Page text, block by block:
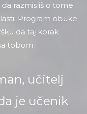
razmisliš o tome
Program obuke
da taj korak
tobom.
učitelj
je učenik